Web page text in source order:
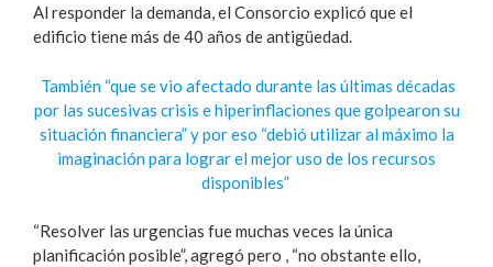
Al responder la demanda, el Consorcio explicó que el
edificio tiene más de 40 años de antigüedad.
También “que se vio afectado durante las últimas décadas
por las sucesivas crisis e hiperinflaciones que golpearon su
situación financiera” y por eso “debió utilizar al máximo la
imaginación para lograr el mejor uso de los recursos
disponibles”
“Resolver las urgencias fue muchas veces la única
planificación posible”, agregó pero , “no obstante ello,